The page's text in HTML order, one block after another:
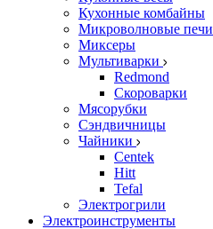
Кухонные комбайны
Микроволновые печи
Миксеры
Мультиварки
Redmond
Скороварки
Мясорубки
Сэндвичницы
Чайники
Centek
Hitt
Tefal
Электрогрили
Электроинструменты